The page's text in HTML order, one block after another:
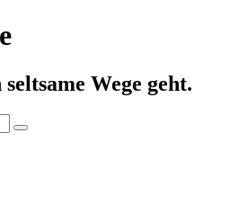
Wege geht.